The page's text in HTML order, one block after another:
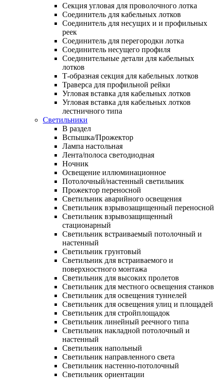
Секция угловая для проволочного лотка
Соединитель для кабельных лотков
Соединитель для несущих и и профильных
реек
Соединитель для перегородки лотка
Соединитель несущего профиля
Соединительные детали для кабельных
лотков
Т-образная секция для кабельных лотков
Траверса для профильной рейки
Угловая вставка для кабельных лотков
Угловая вставка для кабельных лотков
лестничного типа
Светильники
В раздел
Вспышка/Прожектор
Лампа настольная
Лента/полоса светодиодная
Ночник
Освещение иллюминационное
Потолочный/настенный светильник
Прожектор переносной
Светильник аварийного освещения
Светильник взрывозащищенный переносной
Светильник взрывозащищенный
стационарный
Светильник встраиваемый потолочный и
настенный
Светильник грунтовый
Светильник для встраиваемого и
поверхностного монтажа
Светильник для высоких пролетов
Светильник для местного освещения станков
Светильник для освещения туннелей
Светильник для освещения улиц и площадей
Светильник для стройплощадок
Светильник линейный реечного типа
Светильник накладной потолочный и
настенный
Светильник напольный
Светильник направленного света
Светильник настенно-потолочный
Светильник ориентации